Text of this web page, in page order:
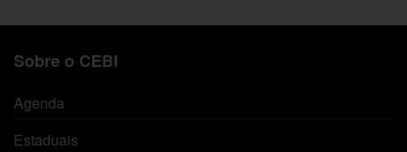
Sobre o CEBI
Agenda
Estaduais